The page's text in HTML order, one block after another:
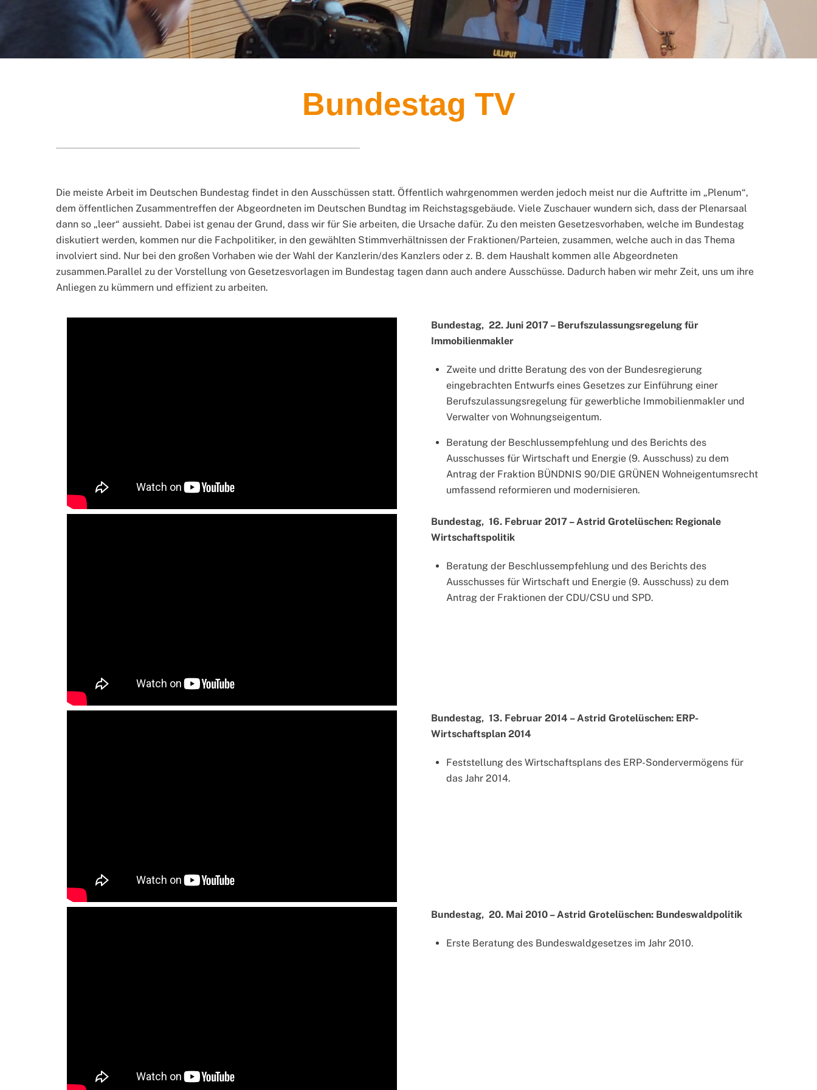
Bundestag TV
Die meiste Arbeit im Deutschen Bundestag findet in den Ausschüssen statt. Öffentlich wahrgenommen werden jedoch meist nur die Auftritte im „Plenum“,
dem öffentlichen Zusammentreffen der Abgeordneten im Deutschen Bundtag im Reichstagsgebäude. Viele Zuschauer wundern sich, dass der Plenarsaal
dann so „leer“ aussieht. Dabei ist genau der Grund, dass wir für Sie arbeiten, die Ursache dafür. Zu den meisten Gesetzesvorhaben, welche im Bundestag
diskutiert werden, kommen nur die Fachpolitiker, in den gewählten Stimmverhältnissen der Fraktionen/Parteien, zusammen, welche auch in das Thema
involviert sind. Nur bei den großen Vorhaben wie der Wahl der Kanzlerin/des Kanzlers oder z. B. dem Haushalt kommen alle Abgeordneten
zusammen.Parallel zu der Vorstellung von Gesetzesvorlagen im Bundestag tagen dann auch andere Ausschüsse. Dadurch haben wir mehr Zeit, uns um ihre
Anliegen zu kümmern und effizient zu arbeiten.
Bundestag, 22. Juni 2017 – Berufszulassungsregelung für
Immobilienmakler
Zweite und dritte Beratung des von der Bundesregierung
eingebrachten Entwurfs eines Gesetzes zur Einführung einer
Berufszulassungsregelung für gewerbliche Immobilienmakler und
Verwalter von Wohnungseigentum.
Beratung der Beschlussempfehlung und des Berichts des
Ausschusses für Wirtschaft und Energie (9. Ausschuss) zu dem
Antrag der Fraktion BÜNDNIS 90/DIE GRÜNEN Wohneigentumsrecht
umfassend reformieren und modernisieren.
Bundestag, 16. Februar 2017 – Astrid Grotelüschen: Regionale
Wirtschaftspolitik
Beratung der Beschlussempfehlung und des Berichts des
Ausschusses für Wirtschaft und Energie (9. Ausschuss) zu dem
Antrag der Fraktionen der CDU/CSU und SPD.
Bundestag, 13. Februar 2014 – Astrid Grotelüschen: ERP-
Wirtschaftsplan 2014
Feststellung des Wirtschaftsplans des ERP-Sondervermögens für
das Jahr 2014.
Bundestag, 20. Mai 2010 – Astrid Grotelüschen: Bundeswaldpolitik
Erste Beratung des Bundeswaldgesetzes im Jahr 2010.